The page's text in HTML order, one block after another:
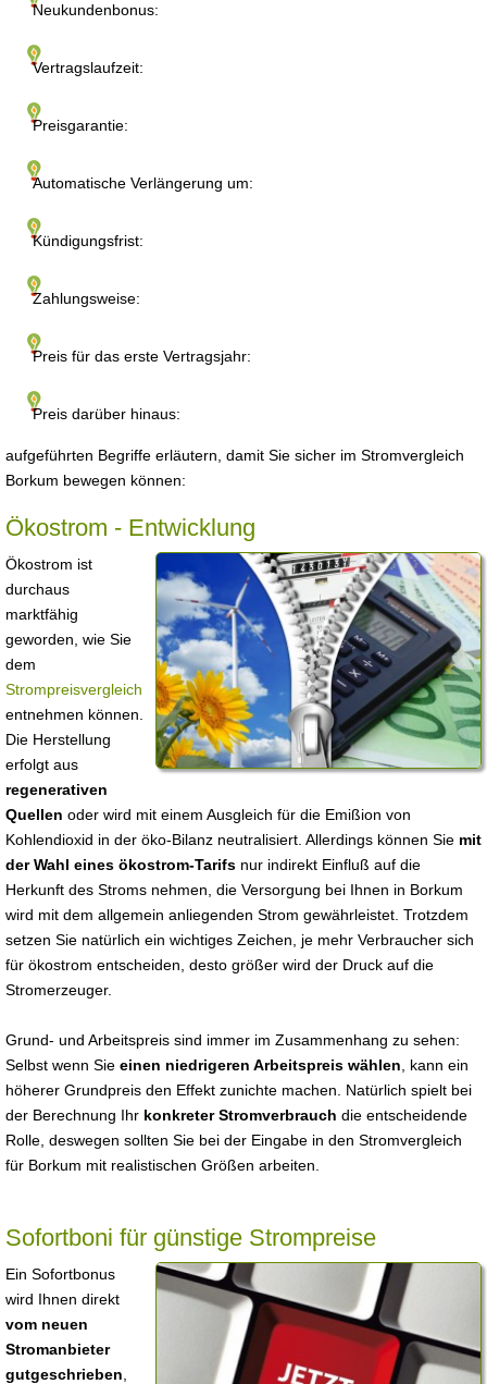
Neukundenbonus:
Vertragslaufzeit:
Preisgarantie:
Automatische Verlängerung um:
Kündigungsfrist:
Zahlungsweise:
Preis für das erste Vertragsjahr:
Preis darüber hinaus:
aufgeführten Begriffe erläutern, damit Sie sicher im Stromvergleich
Borkum bewegen können:
Ökostrom - Entwicklung
Ökostrom ist
durchaus
marktfähig
geworden, wie Sie
dem
Strompreisvergleich
entnehmen können.
Die Herstellung
erfolgt aus
regenerativen
Quellen oder wird mit einem Ausgleich für die Emißion von
Kohlendioxid in der öko-Bilanz neutralisiert. Allerdings können Sie mit
der Wahl eines ökostrom-Tarifs nur indirekt Einfluß auf die
Herkunft des Stroms nehmen, die Versorgung bei Ihnen in Borkum
wird mit dem allgemein anliegenden Strom gewährleistet. Trotzdem
setzen Sie natürlich ein wichtiges Zeichen, je mehr Verbraucher sich
für ökostrom entscheiden, desto größer wird der Druck auf die
Stromerzeuger.
Grund- und Arbeitspreis sind immer im Zusammenhang zu sehen:
Selbst wenn Sie einen niedrigeren Arbeitspreis wählen , kann ein
höherer Grundpreis den Effekt zunichte machen. Natürlich spielt bei
der Berechnung Ihr konkreter Stromverbrauch die entscheidende
Rolle, deswegen sollten Sie bei der Eingabe in den Stromvergleich
für Borkum mit realistischen Größen arbeiten.
Sofortboni für günstige Strompreise
Ein Sofortbonus
wird Ihnen direkt
vom neuen
Stromanbieter
gutgeschrieben